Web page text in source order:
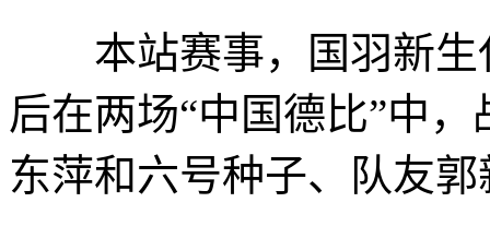
本站赛事，国羽新生
后在两场“中国德比”中
东萍和六号种子、队友